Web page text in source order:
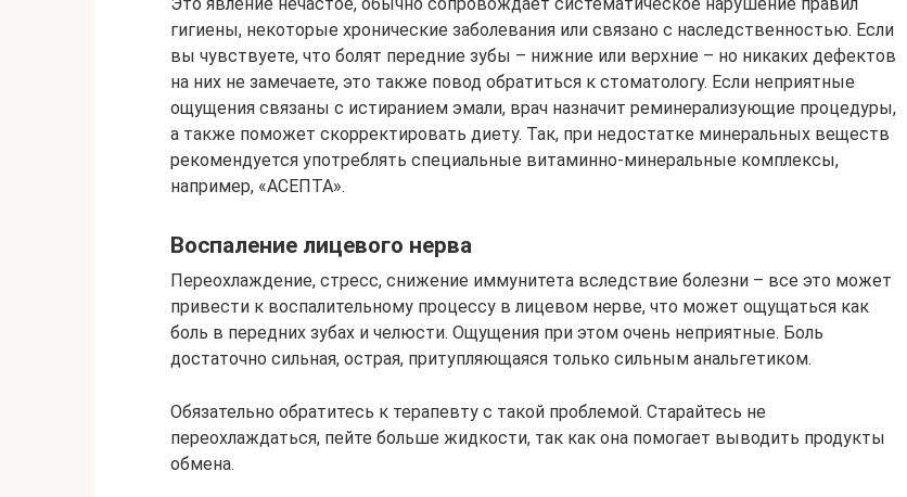
гигиены, некоторые хронические заболевания или связано с наследственностью. Если
вы чувствуете, что болят передние зубы – нижние или верхние – но никаких дефектов
на них не замечаете, это также повод обратиться к стоматологу. Если неприятные
ощущения связаны с истиранием эмали, врач назначит реминерализующие процедуры,
а также поможет скорректировать диету. Так, при недостатке минеральных веществ
рекомендуется употреблять специальные витаминно-минеральные комплексы,
например, «АСЕПТА».
Воспаление лицевого нерва
Переохлаждение, стресс, снижение иммунитета вследствие болезни – все это может
привести к воспалительному процессу в лицевом нерве, что может ощущаться как
боль в передних зубах и челюсти. Ощущения при этом очень неприятные. Боль
достаточно сильная, острая, притупляющаяся только сильным анальгетиком.
Обязательно обратитесь к терапевту с такой проблемой. Старайтесь не
переохлаждаться, пейте больше жидкости, так как она помогает выводить продукты
обмена.